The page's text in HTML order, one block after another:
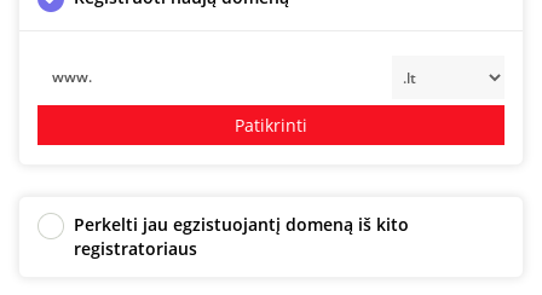
www.
Patikrinti
Perkelti jau egzistuojantį domeną iš kito
registratoriaus